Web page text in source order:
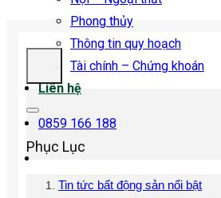
Phong thủy
Thông tin quy hoạch
Tài chính – Chứng khoán
Liên hệ
0859 166 188
Phục Lục
Tin tức bất động sản nổi bật